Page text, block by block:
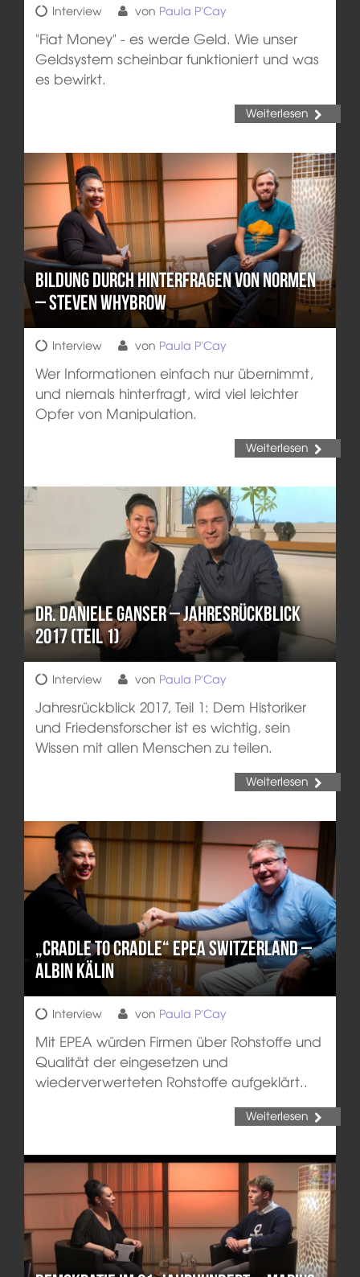
Interview von Paula P'Cay
"Fiat Money" - es werde Geld. Wie unser
Geldsystem scheinbar funktioniert und was
es bewirkt.
Weiterlesen
Bildung durch Hinterfragen von Normen
– Steven Whybrow
Interview von Paula P'Cay
Wer Informationen einfach nur übernimmt,
und niemals hinterfragt, wird viel leichter
Opfer von Manipulation.
Weiterlesen
Dr. Daniele Ganser – Jahresrückblick
2017 (Teil 1)
Interview von Paula P'Cay
Jahresrückblick 2017, Teil 1: Dem Historiker
und Friedensforscher ist es wichtig, sein
Wissen mit allen Menschen zu teilen.
Weiterlesen
„Cradle to Cradle“ EPEA Switzerland –
Albin Kälin
Interview von Paula P'Cay
Mit EPEA würden Firmen über Rohstoffe und
Qualität der eingesetzen und
wiederverwerteten Rohstoffe aufgeklärt..
Weiterlesen